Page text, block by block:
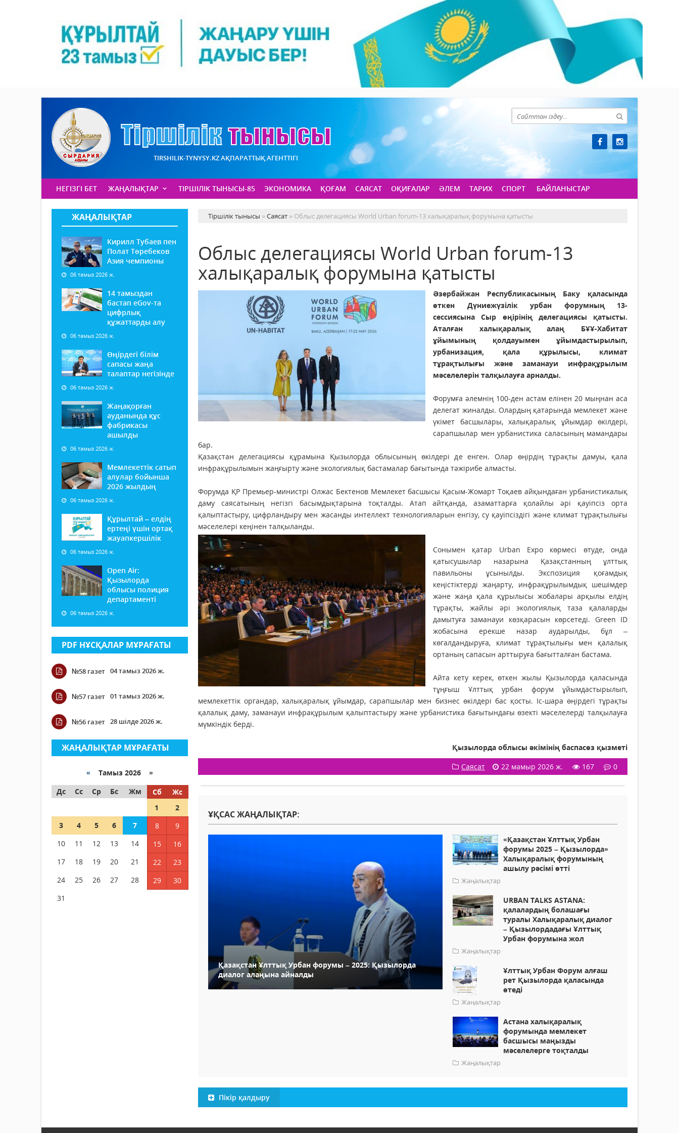
TIRSHILIK-TYNYSY.KZ АҚПАРАТТЫҚ АГЕНТТІГІ
НЕГІЗГІ БЕТ ЖАҢАЛЫҚТАР ТІРШІЛІК ТЫНЫСЫ-85 ЭКОНОМИКА ҚОҒАМ САЯСАТ ОҚИҒАЛАР ӘЛЕМ ТАРИХ СПОРТ БАЙЛАНЫСТАР
ЖАҢАЛЫҚТАР
Кирилл Тубаев пен
Полат Төребеков
Азия чемпионы
06 тамыз 2026 ж.
14 тамыздан
бастап еGov-та
цифрлық
құжаттарды алу
06 тамыз 2026 ж.
Өңірдегі білім
сапасы жаңа
талаптар негізінде
06 тамыз 2026 ж.
Жаңақорған
ауданында құс
фабрикасы
ашылды
06 тамыз 2026 ж.
Мемлекеттік сатып
алулар бойынша
2026 жылдың
06 тамыз 2026 ж.
Құрылтай – елдің
ертеңі үшін ортақ
жауапкершілік
06 тамыз 2026 ж.
Open Air:
Қызылорда
облысы полиция
департаменті
06 тамыз 2026 ж.
PDF НҰСҚАЛАР МҰРАҒАТЫ
№58 газет 04 тамыз 2026 ж.
№57 газет 01 тамыз 2026 ж.
№56 газет 28 шілде 2026 ж.
ЖАҢАЛЫҚТАР МҰРАҒАТЫ
« Тамыз 2026 »
Дс
Сс Ср Бс Жм Сб
Жс
1
2
3
4 5 6 7 8
9
10
11 12 13 14 15
16
17
18 19 20 21 22
23
24
25 26 27 28 29
30
31
Тіршілік тынысы »Саясат » Облыс делегациясы World Urban forum-13 халықаралық форумына қатысты
Облыс делегациясы World Urban forum-13
халықаралық форумына қатысты
Әзербайжан Республикасының Баку қаласында
өткен Дүниежүзілік урбан форумның 13-
сессиясына Сыр өңірінің делегациясы қатысты.
Аталған халықаралық алаң БҰҰ-Хабитат
ұйымының қолдауымен ұйымдастырылып,
урбанизация, қала құрылысы, климат
тұрақтылығы және заманауи инфрақұрылым
мәселелерін талқылауға арналды.
Форумға әлемнің 100-ден астам елінен 20 мыңнан аса
делегат жиналды. Олардың қатарында мемлекет және
үкімет басшылары, халықаралық ұйымдар өкілдері,
сарапшылар мен урбанистика саласының мамандары
бар.
Қазақстан делегациясы құрамына Қызылорда облысының өкілдері де енген. Олар өңірдің тұрақты дамуы, қала
инфрақұрылымын жаңғырту және экологиялық бастамалар бағытында тәжірибе алмасты.
Форумда ҚР Премьер-министрі Олжас Бектенов Мемлекет басшысы Қасым-Жомарт Тоқаев айқындаған урбанистикалық
даму саясатының негізгі басымдықтарына тоқталды. Атап айтқанда, азаматтарға қолайлы әрі қауіпсіз орта
қалыптастыру, цифрландыру мен жасанды интеллект технологияларын енгізу, су қауіпсіздігі және климат тұрақтылығы
мәселелері кеңінен талқыланды.
Сонымен қатар Urban Expo көрмесі өтуде, онда
қатысушылар назарына Қазақстанның ұлттық
павильоны ұсынылды. Экспозиция қоғамдық
кеңістіктерді жаңарту, инфрақұрылымдық шешімдер
және жаңа қала құрылысы жобалары арқылы елдің
тұрақты, жайлы әрі экологиялық таза қалаларды
дамытуға заманауи көзқарасын көрсетеді. Green ID
жобасына ерекше назар аударылды, бұл –
көгалдандыруға, климат тұрақтылығы мен қалалық
ортаның сапасын арттыруға бағытталған бастама.
Айта кету керек, өткен жылы Қызылорда қаласында
тұңғыш Ұлттық урбан форум ұйымдастырылып,
мемлекеттік органдар, халықаралық ұйымдар, сарапшылар мен бизнес өкілдері бас қосты. Іс-шара өңірдегі тұрақты
қалалық даму, заманауи инфрақұрылым қалыптастыру және урбанистика бағытындағы өзекті мәселелерді талқылауға
мүмкіндік берді.
Қызылорда облысы әкімінің баспасөз қызметі
Саясат
22 мамыр 2026 ж. 167 0
ҰҚСАС ЖАҢАЛЫҚТАР:
Қазақстан Ұлттық Урбан форумы – 2025: Қызылорда
диалог алаңына айналды
«Қазақстан Ұлттық Урбан
форумы 2025 – Қызылорда»
Халықаралық форумының
ашылу рәсімі өтті
Жаңалықтар
URBAN TALKS ASTANA:
қалалардың болашағы
туралы Халықаралық диалог
– Қызылордадағы Ұлттық
Урбан форумына жол
Жаңалықтар
Ұлттық Урбан Форум алғаш
рет Қызылорда қаласында
өтеді
Жаңалықтар
Астана халықаралық
форумында мемлекет
басшысы маңызды
мәселелерге тоқталды
Жаңалықтар
Пікір қалдыру